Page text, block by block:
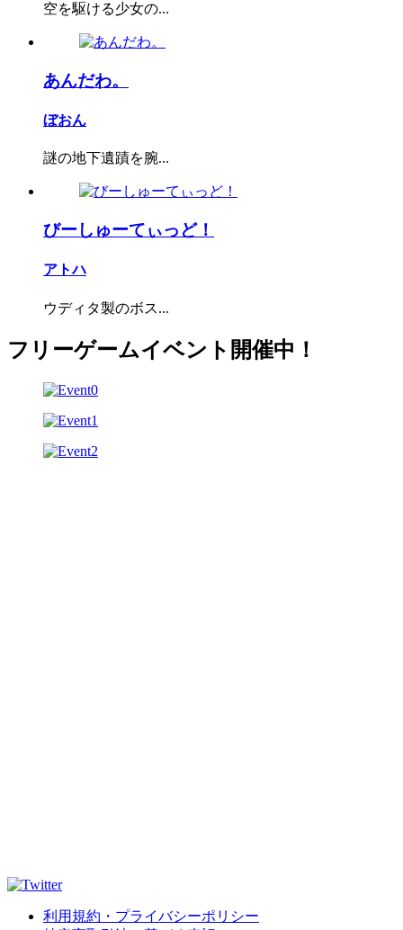
空を駆ける少女の...
あんだわ。
ぼおん
謎の地下遺蹟を腕...
びーしゅーてぃっど！
アトハ
ウディタ製のボス...
フリーゲームイベント開催中！
利用規約・プライバシーポリシー